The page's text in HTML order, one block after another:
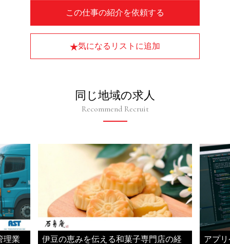
この仕事の紹介を依頼する
気になるリストに追加
同じ地域の求人
Recommend Recruit
理業
伊豆の恵みを伝える和菓子専門店の経
アプ